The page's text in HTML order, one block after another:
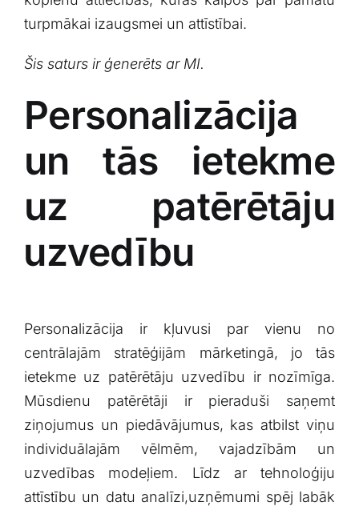
turpmākai izaugsmei un attīstībai.
Šis saturs ‍ir ģenerēts ar MI.
Personalizācija
un tās ietekme
uz patērētāju
⁤uzvedību
Personalizācija ir kļuvusi par ‍vienu ‍no
‍centrālajām stratēģijām ⁢mārketingā, jo⁢ tās
‌ietekme uz patērētāju ‌uzvedību ir nozīmīga.
Mūsdienu patērētāji ir ‌pieraduši saņemt
ziņojumus un piedāvājumus, kas atbilst viņu
individuālajām vēlmēm, vajadzībām un
⁤uzvedības modeļiem. Līdz⁣ ar tehnoloģiju
attīstību un datu analīzi,uzņēmumi ‍spēj labāk